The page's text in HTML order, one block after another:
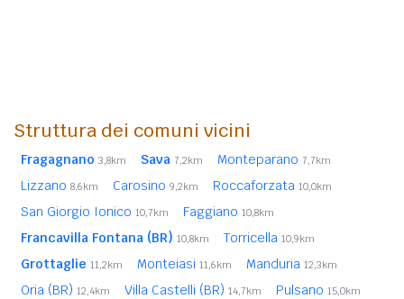
Struttura dei comuni vicini
Fragagnano 3,8km Sava 7,2km Monteparano 7,7km
Lizzano 8,6km Carosino 9,2km Roccaforzata 10,0km
San Giorgio Ionico 10,7km Faggiano 10,8km
Francavilla Fontana (BR) 10,8km Torricella 10,9km
Grottaglie 11,2km Monteiasi 11,6km Manduria 12,3km
Oria (BR) 12,4km Villa Castelli (BR) 14,7km Pulsano 15,0km